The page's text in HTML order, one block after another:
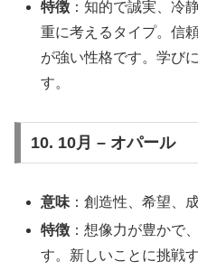
特徴 ：知的で誠実、冷
重に考えるタイプ。信
が強い性格です。学び
す。
10. 10月 – オパール
意味 ：創造性、希望、
特徴 ：想像力が豊かで
す。新しいことに挑戦